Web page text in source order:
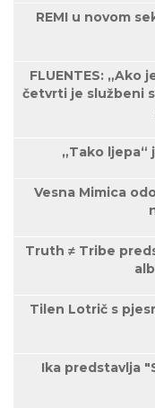
REMI u novom
FLUENTES:
četvrti je službeni
„Tako ljepa“
Vesna Mimica
Truth ≠ Tribe
Tilen Lotrič s
Ika predstavlja